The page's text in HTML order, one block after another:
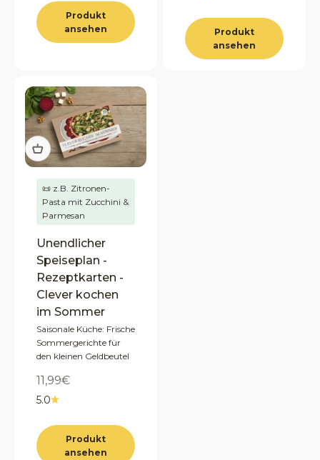
Produkt
ansehen
Produkt
ansehen
📜 z.B. Zitronen-
Pasta mit Zucchini &
Parmesan
Unendlicher
Speiseplan -
Rezeptkarten -
Clever kochen
im Sommer
Saisonale Küche: Frische
Sommergerichte für
den kleinen Geldbeutel
Angebot
11,99€
5.0
Produkt
ansehen